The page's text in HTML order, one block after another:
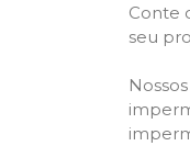
Conte
seu
Nossos